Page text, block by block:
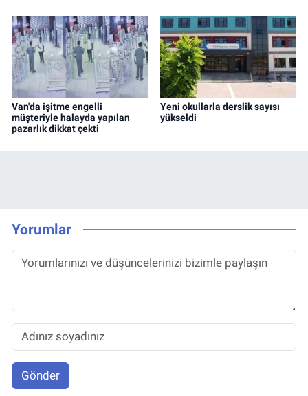
Van'da işitme engelli
müşteriyle halayda yapılan
pazarlık dikkat çekti
Yeni okullarla derslik sayısı
yükseldi
Yorumlar
Gönder